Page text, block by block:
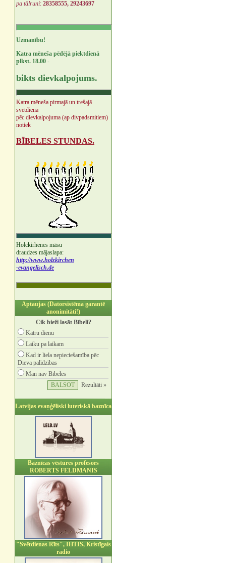
pa tālruni: 28358555, 29243697
Uzmanību!
Katra mēneša pēdējā piektdienā
plkst. 18.00 -
bikts dievkalpojums.
Katra mēneša pirmajā un trešajā
svētdienā
pēc dievkalpojuma (ap divpadsmitiem)
notiek
BĪBELES STUNDAS.
Holckirhenes māsu
draudzes mājaslapa:
http://www.holzkirchen
-evangelisch.de
Aptaujas (Datorsistēma garantē
anonimitāti!)
Cik bieži lasāt Bībeli?
Katru dienu
Laiku pa laikam
Kad ir liela nepieciešamība pēc
Dieva palīdzības
Man nav Bībeles
Rezultāti »
Latvijas evaņģēliski luteriskā baznīca
Baznīcas vēstures profesors
ROBERTS FELDMANIS
"Svētdienas Rīts", IHTIS, Kristīgais
radio